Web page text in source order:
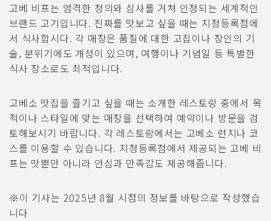
고베 비프는 엄격한 정의와 심사를 거쳐 인정되는 세계적인
브랜드 고기입니다. 진짜를 맛보고 싶을 때는 지정등록점에
서 식사합시다. 각 매장은 품질에 대한 고집이나 장인의 기
술, 분위기에도 개성이 있으며, 여행이나 기념일 등 특별한
식사 장소로도 최적입니다.
고베소 맛집을 즐기고 싶을 때는 소개한 레스토랑 중에서 목
적이나 스타일에 맞는 매장을 선택하여 예약이나 방문을 검
토해보시기 바랍니다. 각 레스토랑에서는 고베소 런치나 코
스를 이용할 수 있습니다. 지정등록점에서 제공되는 고베 비
프는 맛뿐만 아니라 안심과 만족감도 제공해줍니다.
※이 기사는 2025년 8월 시점의 정보를 바탕으로 작성했습
니다